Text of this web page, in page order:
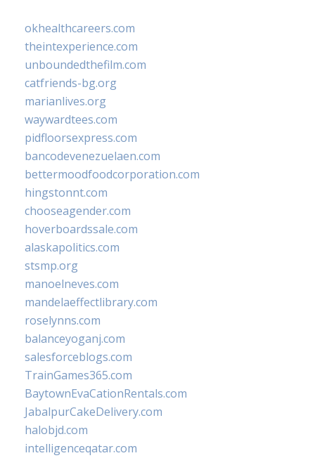
okhealthcareers.com
theintexperience.com
unboundedthefilm.com
catfriends-bg.org
marianlives.org
waywardtees.com
pidfloorsexpress.com
bancodevenezuelaen.com
bettermoodfoodcorporation.com
hingstonnt.com
chooseagender.com
hoverboardssale.com
alaskapolitics.com
stsmp.org
manoelneves.com
mandelaeffectlibrary.com
roselynns.com
balanceyoganj.com
salesforceblogs.com
TrainGames365.com
BaytownEvaCationRentals.com
JabalpurCakeDelivery.com
halobjd.com
intelligenceqatar.com